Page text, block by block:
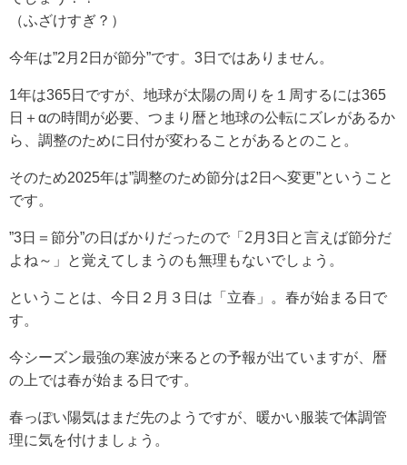
（ふざけすぎ？）
今年は”2月2日が節分”です。3日ではありません。
1年は365日ですが、地球が太陽の周りを１周するには365
日＋αの時間が必要、つまり暦と地球の公転にズレがあるか
ら、調整のために日付が変わることがあるとのこと。
そのため2025年は”調整のため節分は2日へ変更”ということ
です。
”3日＝節分”の日ばかりだったので「2月3日と言えば節分だ
よね～」と覚えてしまうのも無理もないでしょう。
ということは、今日２月３日は「立春」。春が始まる日で
す。
今シーズン最強の寒波が来るとの予報が出ていますが、暦
の上では春が始まる日です。
春っぽい陽気はまだ先のようですが、暖かい服装で体調管
理に気を付けましょう。